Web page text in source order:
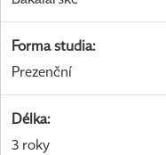
Forma studia:
Prezenční
Délka:
3 roky